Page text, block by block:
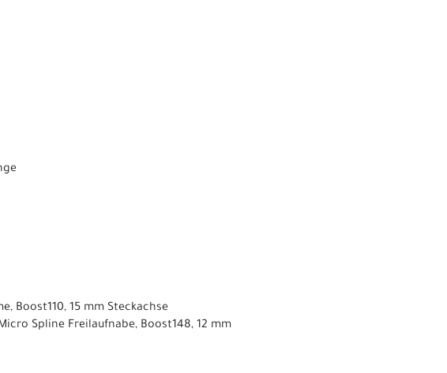
Boost110, 15 mm Steckachse
Spline Freilaufnabe, Boost148, 12 mm